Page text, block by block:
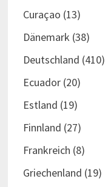
Curaçao (13)
Dänemark (38)
Deutschland (410)
Ecuador(20)
Estland (19)
Finnland (27)
Frankreich (8)
Griechenland (19)